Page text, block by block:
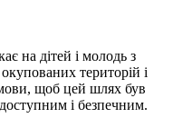
на дітей і молодь з
територій і
щоб цей шлях був
і безпечним.